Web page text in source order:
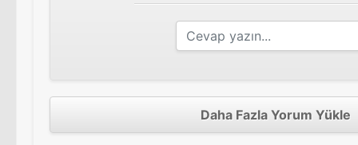
Daha Fazla Yorum Yükle